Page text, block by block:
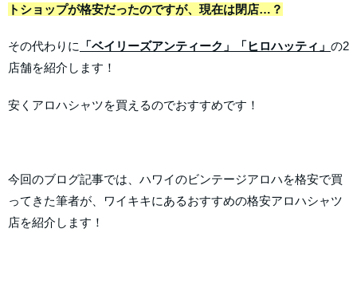
トショップが格安だったのですが、現在は閉店…？
その代わりに 「ベイリーズアンティーク」「ヒロハッティ」 の2
店舗を紹介します！
安くアロハシャツを買えるのでおすすめです！
今回のブログ記事では、ハワイのビンテージアロハを格安で買
ってきた筆者が、ワイキキにあるおすすめの格安アロハシャツ
店を紹介します！